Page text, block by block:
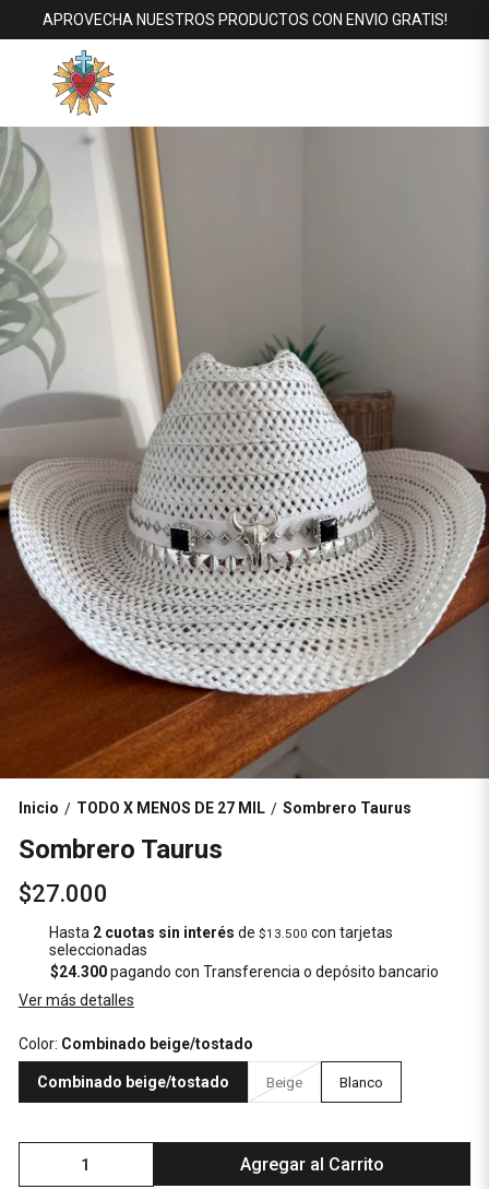
APROVECHA NUESTROS PRODUCTOS CON ENVIO GRATIS!
Inicio / TODO X MENOS DE 27 MIL / Sombrero Taurus
Sombrero Taurus
$27.000
Hasta 2 cuotas sin interés de $13.500 con tarjetas
seleccionadas
$24.300pagando con Transferencia o depósito bancario
Ver más detalles
Color: Combinado beige/tostado
Combinado beige/tostado Beige Blanco
Agregar al Carrito